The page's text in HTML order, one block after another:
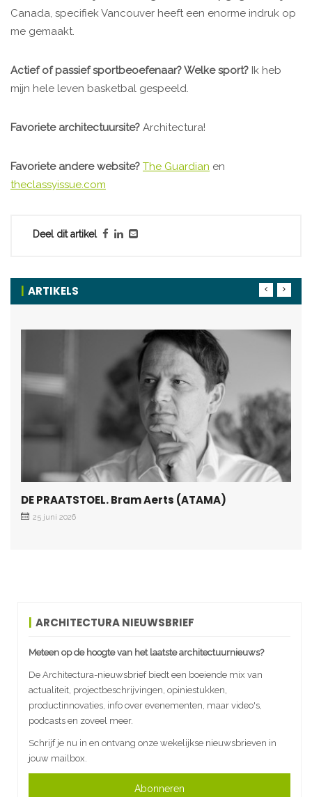
Canada, specifiek Vancouver heeft een enorme indruk op
me gemaakt.
Actief of passief sportbeoefenaar? Welke sport? Ik heb
mijn hele leven basketbal gespeeld.
Favoriete architectuursite? Architectura!
Favoriete andere website? The Guardian en
theclassyissue.com
Deel dit artikel
ARTIKELS
DE PRAATSTOEL. Bram Aerts (ATAMA)
25 juni 2026
ARCHITECTURA NIEUWSBRIEF
Meteen op de hoogte van het laatste architectuurnieuws?
De Architectura-nieuwsbrief biedt een boeiende mix van
actualiteit, projectbeschrijvingen, opiniestukken,
productinnovaties, info over evenementen, maar video's,
podcasts en zoveel meer.
Schrijf je nu in en ontvang onze wekelijkse nieuwsbrieven in
jouw mailbox.
Abonneren